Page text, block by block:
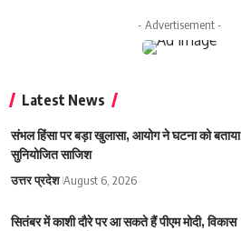
- Advertisement -
Latest News
संभल हिंसा पर बड़ा खुलासा, आयोग ने घटना को बताया
सुनियोजित साजिश
उत्तर प्रदेश August 6, 2026
सितंबर में काशी दौरे पर आ सकते हैं पीएम मोदी, विकास